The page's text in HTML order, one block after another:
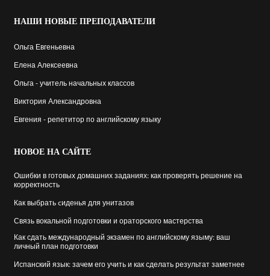
НАШИ НОВЫЕ ПРЕПОДАВАТЕЛИ
Ольга Евгеньевна
Елена Алексеевна
Ольга - учитель начальных классов
Виктория Александровна
Евгения - репетитор по английскому языку
НОВОЕ НА САЙТЕ
Ошибки в готовых домашних заданиях: как проверять решение на
корректность
Как выбрать cиденья для унитазов
Связь вокальной подготовки и ораторского мастерства
Как сдать международный экзамен по английскому языму: ваш
личный план подготовки
Испанский язык: зачем его учить и как сделать результат заметнее